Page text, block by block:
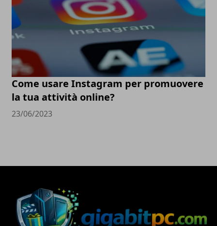
Come usare Instagram per promuovere
la tua attività online?
23/06/2023